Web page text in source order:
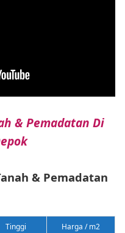
& Pemadatan Di
& Pemadatan
Tinggi
Harga / m2